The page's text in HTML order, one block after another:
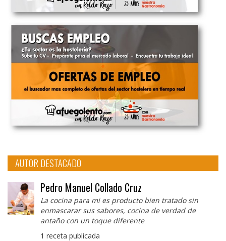
AUTOR DESTACADO
Pedro Manuel Collado Cruz
La cocina para mi es producto bien tratado sin
enmascarar sus sabores, cocina de verdad de
antaño con un toque diferente
1 receta publicada